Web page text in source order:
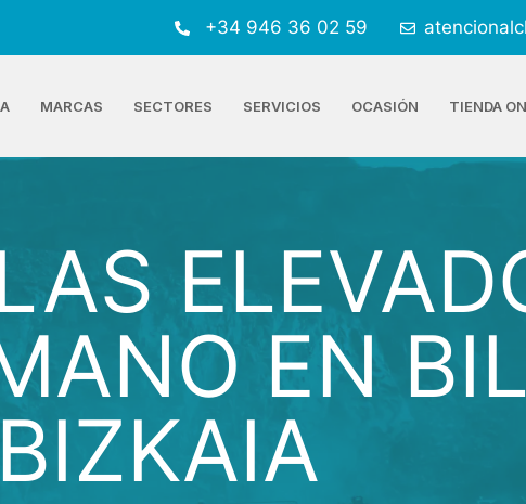
+34 946 36 02 59
MARCAS SECTORES SERVICIOS OCASIÓN TIENDA
EN
BIZKAIA